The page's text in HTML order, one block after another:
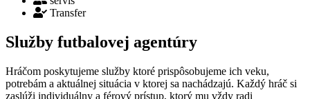
Transfer
Služby futbalovej agentúry
Hráčom poskytujeme služby ktoré prispôsobujeme ich veku,
potrebám a aktuálnej situácia v ktorej sa nachádzajú. Každý hráč si
zaslúži individuálny a férový prístup, ktorý mu vždy radi